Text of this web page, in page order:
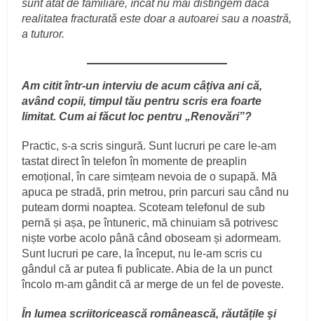
sunt atât de familiare, încât nu mai distingem dacă
realitatea fracturată este doar a autoarei sau a noastră,
a tuturor.
Am citit într-un interviu de acum câțiva ani că,
având copii, timpul tău pentru scris era foarte
limitat. Cum ai făcut loc pentru „Renovări”?
Practic, s-a scris singură. Sunt lucruri pe care le-am
tastat direct în telefon în momente de preaplin
emoțional, în care simțeam nevoia de o supapă. Mă
apuca pe stradă, prin metrou, prin parcuri sau când nu
puteam dormi noaptea. Scoteam telefonul de sub
pernă și așa, pe întuneric, mă chinuiam să potrivesc
niște vorbe acolo până când oboseam și adormeam.
Sunt lucruri pe care, la început, nu le-am scris cu
gândul că ar putea fi publicate. Abia de la un punct
încolo m-am gândit că ar merge de un fel de poveste.
În lumea scriitoricească românească, răutățile şi